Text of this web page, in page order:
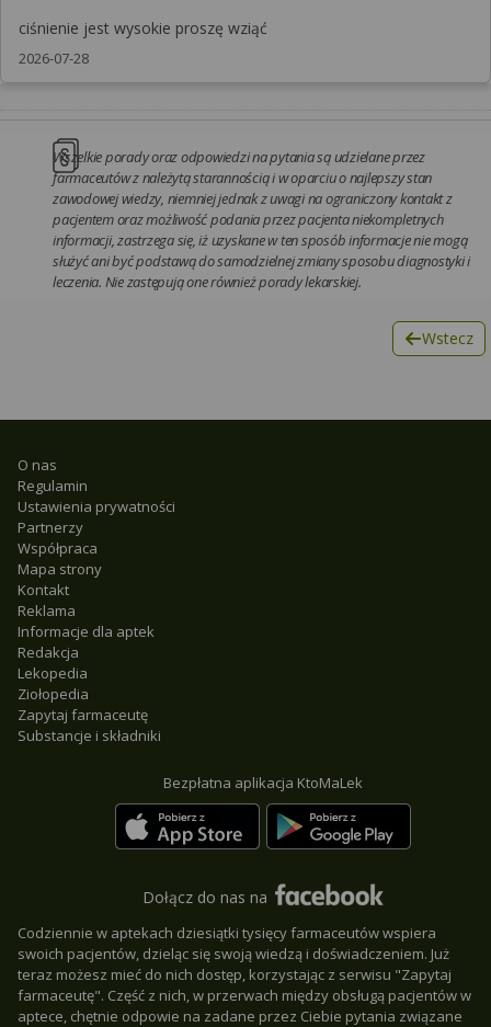
ciśnienie jest wysokie proszę wziąć
2026-07-28
Wszelkie porady oraz odpowiedzi na pytania są udzielane przez
farmaceutów z należytą starannością i w oparciu o najlepszy stan
zawodowej wiedzy, niemniej jednak z uwagi na ograniczony kontakt z
pacjentem oraz możliwość podania przez pacjenta niekompletnych
informacji, zastrzega się, iż uzyskane w ten sposób informacje nie mogą
służyć ani być podstawą do samodzielnej zmiany sposobu diagnostyki i
leczenia. Nie zastępują one również porady lekarskiej.
Wstecz
O nas
Regulamin
Ustawienia prywatności
Partnerzy
Współpraca
Mapa strony
Kontakt
Reklama
Informacje dla aptek
Redakcja
Lekopedia
Ziołopedia
Zapytaj farmaceutę
Substancje i składniki
Bezpłatna aplikacja KtoMaLek
Dołącz do nas na
Codziennie w aptekach dziesiątki tysięcy farmaceutów wspiera
swoich pacjentów, dzieląc się swoją wiedzą i doświadczeniem. Już
teraz możesz mieć do nich dostęp, korzystając z serwisu "Zapytaj
farmaceutę". Część z nich, w przerwach między obsługą pacjentów w
aptece, chętnie odpowie na zadane przez Ciebie pytania związane